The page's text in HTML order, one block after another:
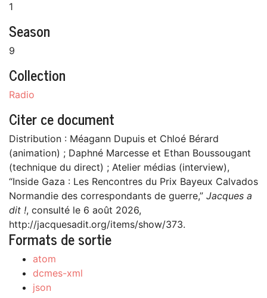
1
Season
9
Collection
Radio
Citer ce document
Distribution : Méagann Dupuis et Chloé Bérard
(animation) ; Daphné Marcesse et Ethan Boussougant
(technique du direct) ; Atelier médias (interview),
“Inside Gaza : Les Rencontres du Prix Bayeux Calvados
Normandie des correspondants de guerre,” Jacques a
dit !, consulté le 6 août 2026,
http://jacquesadit.org/items/show/373.
Formats de sortie
atom
dcmes-xml
json